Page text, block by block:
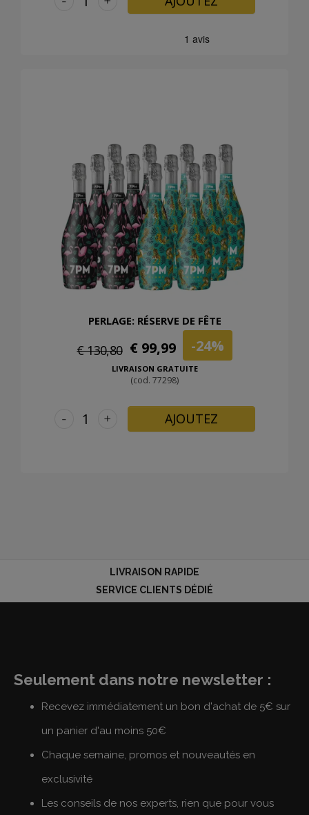
PERLAGE: RÉSERVE DE FÊTE
€ 130,80 € 99,99 -24%
LIVRAISON GRATUITE
(cod. 77298)
+
- AJOUTEZ
LIVRAISON RAPIDE
SERVICE CLIENTS DÉDIÉ
Seulement dans notre newsletter :
Recevez immédiatement un bon d'achat de 5€ sur
un panier d'au moins 50€
Chaque semaine, promos et nouveautés en
exclusivité
Les conseils de nos experts, rien que pour vous